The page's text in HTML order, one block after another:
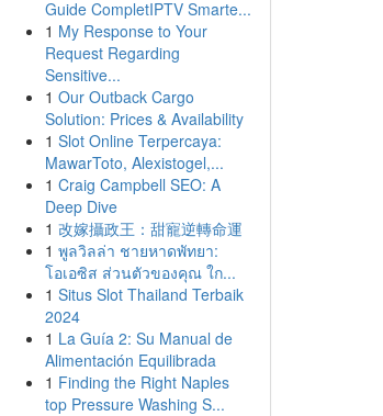
Guide CompletIPTV Smarte...
1 My Response to Your
Request Regarding
Sensitive...
1 Our Outback Cargo
Solution: Prices & Availability
1 Slot Online Terpercaya:
MawarToto, Alexistogel,...
1 Craig Campbell SEO: A
Deep Dive
1 改嫁攝政王：甜寵逆轉命運
1 พูลวิลล่า ชายหาดพัทยา:
โอเอซิส ส่วนตัวของคุณ ใก...
1 Situs Slot Thailand Terbaik
2024
1 La Guía 2: Su Manual de
Alimentación Equilibrada
1 Finding the Right Naples
top Pressure Washing S...